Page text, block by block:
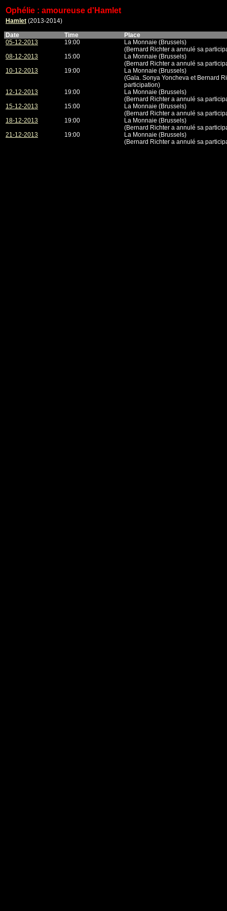
Ophélie : amoureuse d'Hamlet
Hamlet (2013-2014)
Date
Time
Place
05-12-2013
19:00
La Monnaie (Brussels)
(Bernard Richter a annulé sa
08-12-2013
15:00
La Monnaie (Brussels)
(Bernard Richter a annulé sa
10-12-2013
19:00
La Monnaie (Brussels)
(Gala. Sonya Yoncheva et Bernard
participation)
12-12-2013
19:00
La Monnaie (Brussels)
(Bernard Richter a annulé sa
15-12-2013
15:00
La Monnaie (Brussels)
(Bernard Richter a annulé sa
18-12-2013
19:00
La Monnaie (Brussels)
(Bernard Richter a annulé sa
21-12-2013
19:00
La Monnaie (Brussels)
(Bernard Richter a annulé sa